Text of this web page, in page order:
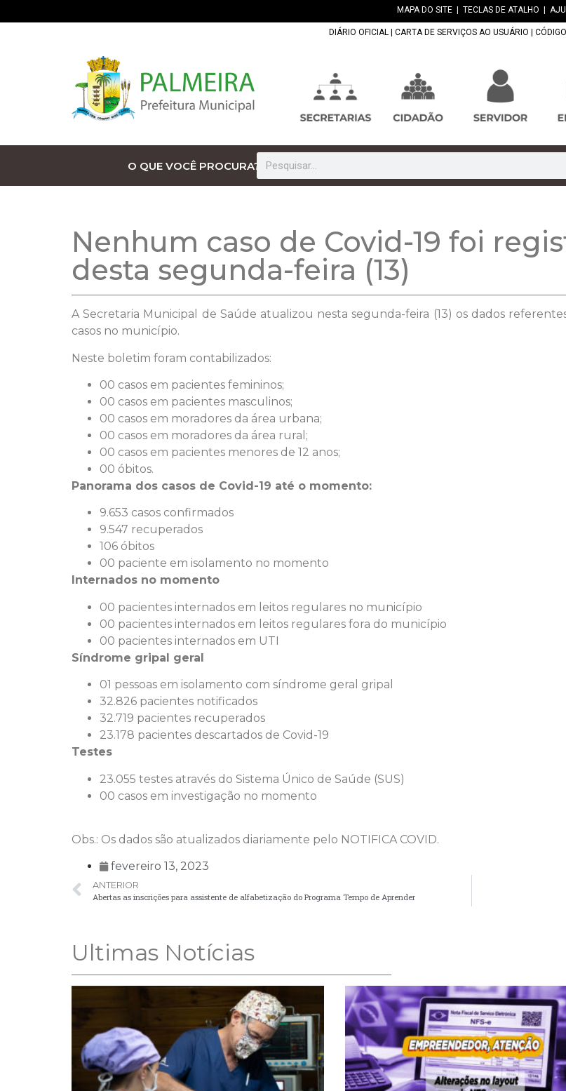
MAPA DO SITE TECLAS DE ATALHO
DIÁRIO OFICIAL CARTA DE SERVIÇOS AO USUÁRIO
O QUE VOCÊ PROCURA?
Nenhum caso de Covid-19 foi
desta segunda-feira (13)
A Secretaria Municipal de Saúde atualizou nesta segunda-feira (13) os dados
casos no município.
Neste boletim foram contabilizados:
00 casos em pacientes femininos;
00 casos em pacientes masculinos;
00 casos em moradores da área urbana;
00 casos em moradores da área rural;
00 casos em pacientes menores de 12 anos;
00 óbitos.
Panorama dos casos de Covid-19 até o momento:
9.653 casos confirmados
9.547 recuperados
106 óbitos
00 paciente em isolamento no momento
Internados no momento
00 pacientes internados em leitos regulares no município
00 pacientes internados em leitos regulares fora do município
00 pacientes internados em UTI
Síndrome gripal geral
01 pessoas em isolamento com síndrome geral gripal
32.826 pacientes notificados
32.719 pacientes recuperados
23.178 pacientes descartados de Covid-19
Testes
23.055 testes através do Sistema Único de Saúde (SUS)
00 casos em investigação no momento
Obs.: Os dados são atualizados diariamente pelo NOTIFICA COVID.
fevereiro 13, 2023
ANTERIOR
Abertas as inscrições para assistente de alfabetização do Programa Tempo de Aprender
Ultimas Notícias